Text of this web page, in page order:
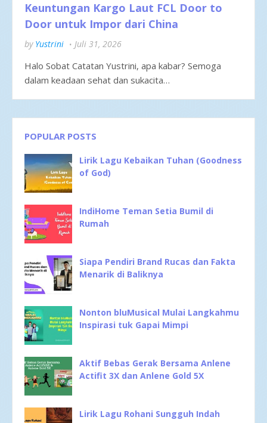
Keuntungan Kargo Laut FCL Door to
Door untuk Impor dari China
by Yustrini Juli 31, 2026
Halo Sobat Catatan Yustrini, apa kabar? Semoga
dalam keadaan sehat dan sukacita…
POPULAR POSTS
Lirik Lagu Kebaikan Tuhan (Goodness
of God)
IndiHome Teman Setia Bumil di
Rumah
Siapa Pendiri Brand Rucas dan Fakta
Menarik di Baliknya
Nonton bluMusical Mulai Langkahmu
Inspirasi tuk Gapai Mimpi
Aktif Bebas Gerak Bersama Anlene
Actifit 3X dan Anlene Gold 5X
Lirik Lagu Rohani Sungguh Indah